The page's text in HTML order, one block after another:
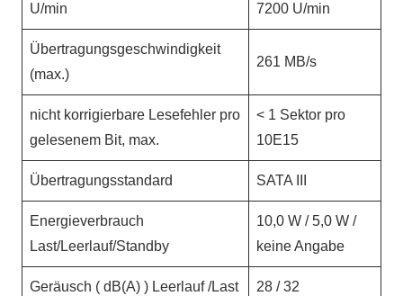
U/min 7200 U/min
Übertragungsgeschwindigkeit
(max.)
261 MB/s
nicht korrigierbare Lesefehler pro
gelesenem Bit, max.
< 1 Sektor pro
10E15
Übertragungsstandard SATA III
Energieverbrauch
Last/Leerlauf/Standby
10,0 W / 5,0 W /
keine Angabe
Geräusch ( dB(A) ) Leerlauf /Last 28 / 32